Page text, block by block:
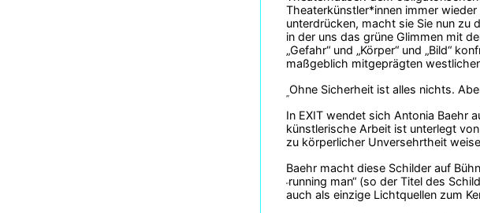
Theaterkünstler*innen immer
unterdrücken, macht sie Sie nun zu
in der uns das grüne Glimmen mit
„Gefahr“ und „Körper“ und „Bild“
maßgeblich mitgeprägten
„Ohne Sicherheit ist alles nichts.
In EXIT wendet sich Antonia Baehr
künstlerische Arbeit ist unterlegt
zu körperlicher Unversehrtheit
Baehr macht diese Schilder auf
running man“ (so der Titel des
auch als einzige Lichtquellen zum